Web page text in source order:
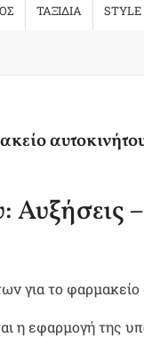
ΤΑΞΙΔΙΑ STYLE
για το
η εφαρμογή